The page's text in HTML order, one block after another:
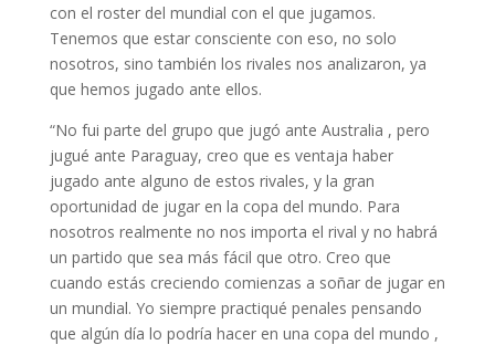
con el roster del mundial con el que jugamos.
Tenemos que estar consciente con eso, no solo
nosotros, sino también los rivales nos analizaron, ya
que hemos jugado ante ellos.
“No fui parte del grupo que jugó ante Australia , pero
jugué ante Paraguay, creo que es ventaja haber
jugado ante alguno de estos rivales, y la gran
oportunidad de jugar en la copa del mundo. Para
nosotros realmente no nos importa el rival y no habrá
un partido que sea más fácil que otro. Creo que
cuando estás creciendo comienzas a soñar de jugar en
un mundial. Yo siempre practiqué penales pensando
que algún día lo podría hacer en una copa del mundo ,